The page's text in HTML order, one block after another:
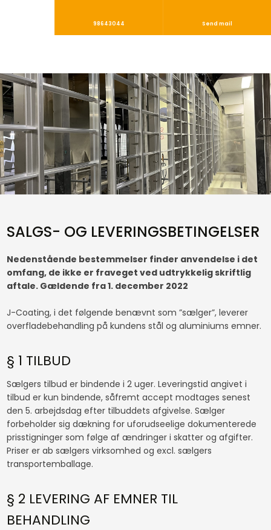
98643044 Send mail
SALGS- OG LEVERINGSBETINGELSER
Nedenstående bestemmelser finder anvendelse i det
omfang, de ikke er fraveget ved udtrykkelig skriftlig
aftale. Gældende fra 1. december 2022
J-Coating, i det følgende benævnt som ”sælger”, leverer
overfladebehandling på kundens stål og aluminiums emner.
§ 1 TILBUD
Sælgers tilbud er bindende i 2 uger. Leveringstid angivet i
tilbud er kun bindende, såfremt accept modtages senest
den 5. arbejdsdag efter tilbuddets afgivelse. Sælger
forbeholder sig dækning for uforudseelige dokumenterede
prisstigninger som følge af ændringer i skatter og afgifter.
Priser er ab sælgers virksomhed og excl. sælgers
transportemballage.
§ 2 LEVERING AF EMNER TIL
BEHANDLING